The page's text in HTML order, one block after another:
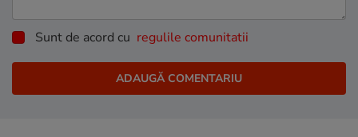
Sunt de acord cu regulile comunitatii